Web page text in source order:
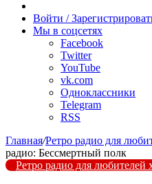
радио
Войти /
Мы в соцсетях
Facebook
Twitter
YouTube
vk.com
Одноклассники
Telegram
RSS
Главная/Ретро радио для
радио: Бессмертный полк
Ретро радио для любителей